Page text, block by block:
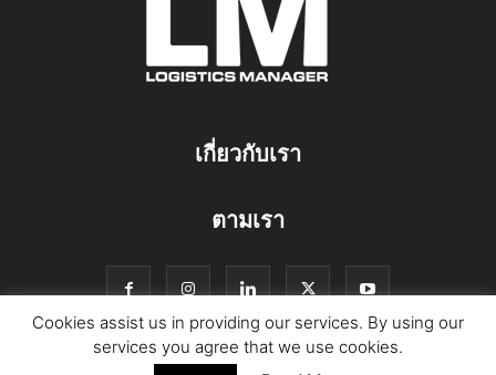
เกี่ยวกับเรา
ตามเรา
Cookies assist us in providing our services. By using our
services you agree that we use cookies.